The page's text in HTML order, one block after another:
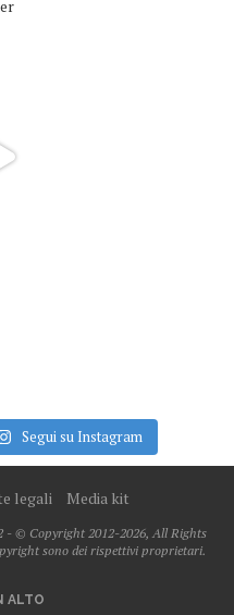
Segui su Instagram
legali Media kit
- © Copyright 2012-2026, All Rights
sono dei rispettivi proprietari.
ALTO